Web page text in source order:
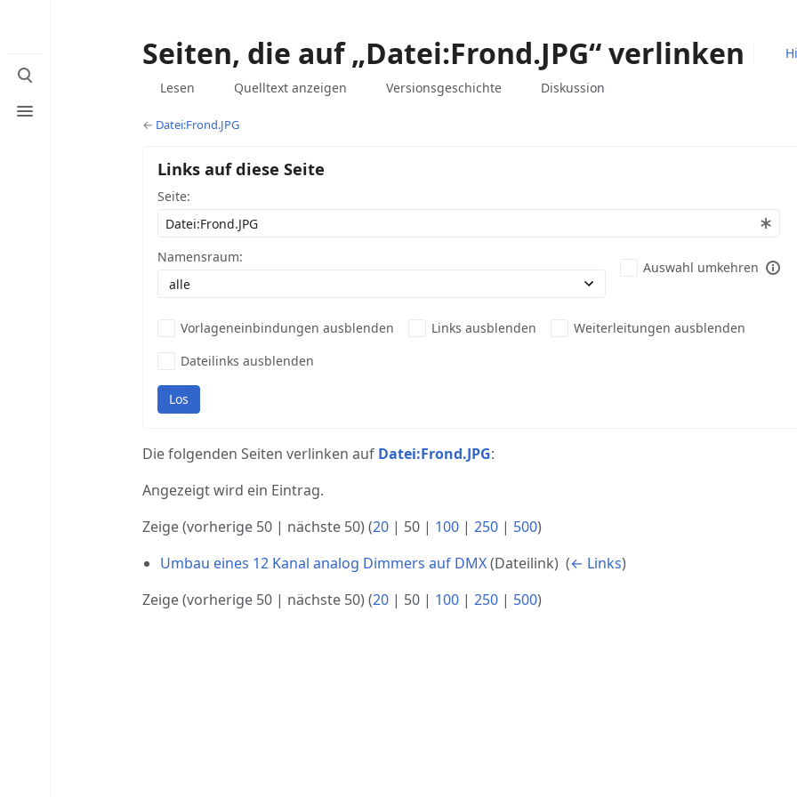
Suche
umschalten
Menü
umschalten
Seiten, die auf „Datei:Frond.JPG“ verlinken
Lesen Quelltext anzeigen Versionsgeschichte
associated-
pages
DateiDiskussion
← Datei:Frond.JPG
Links auf diese Seite
Seite:
Namensraum:
Auswahl umkehren
Vorlageneinbindungen ausblenden Links ausblenden
Weiterleitungen ausblenden
Dateilinks ausblenden
Los
Die folgenden Seiten verlinken auf Datei:Frond.JPG:
Angezeigt wird ein Eintrag.
Zeige (vorherige 50 | nächste 50) (20 | 50 | 100 | 250 | 500)
Umbau eines 12 Kanal analog Dimmers auf DMX(Dateilink) ‎ (← Links)
Zeige (vorherige 50 | nächste 50) (20 | 50 | 100 | 250 | 500)